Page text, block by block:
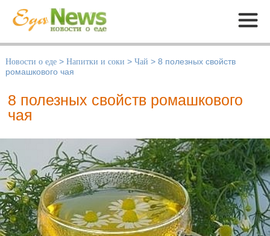
Меню
Новости о еде > Напитки и соки > Чай > 8 полезных свойств
ромашкового чая
8 полезных свойств ромашкового
чая